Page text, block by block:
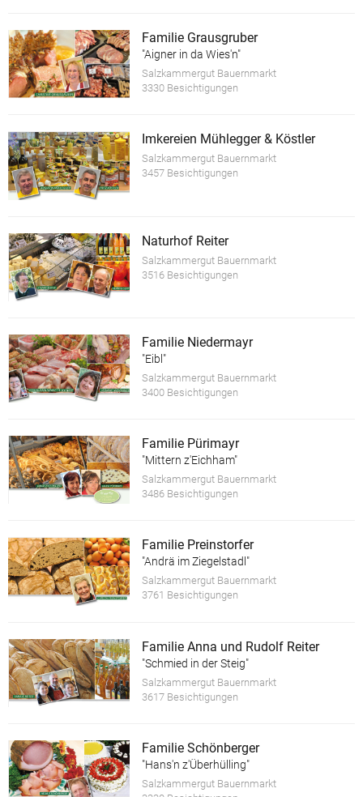
Familie Grausgruber
"Aigner in da Wies'n"
Salzkammergut Bauernmarkt
3330 Besichtigungen
Imkereien Mühlegger & Köstler
Salzkammergut Bauernmarkt
3457 Besichtigungen
Naturhof Reiter
Salzkammergut Bauernmarkt
3516 Besichtigungen
Familie Niedermayr
"Eibl"
Salzkammergut Bauernmarkt
3400 Besichtigungen
Familie Pürimayr
"Mittern z'Eichham"
Salzkammergut Bauernmarkt
3486 Besichtigungen
Familie Preinstorfer
"Andrä im Ziegelstadl"
Salzkammergut Bauernmarkt
3761 Besichtigungen
Familie Anna und Rudolf Reiter
"Schmied in der Steig"
Salzkammergut Bauernmarkt
3617 Besichtigungen
Familie Schönberger
"Hans'n z'Überhülling"
Salzkammergut Bauernmarkt